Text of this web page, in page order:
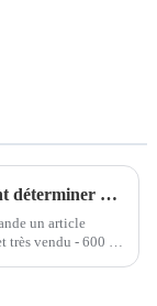
Comment déterminer quelle longueur d’onde de lumière est nécessaire à la croissance de votre plante ?
un article
très vendu - 600 W